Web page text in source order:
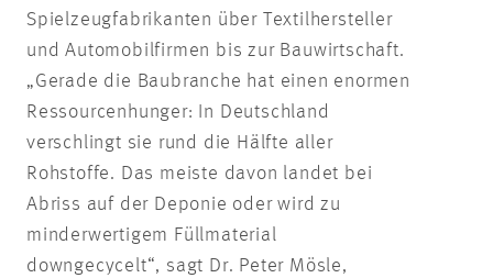
Spielzeugfabrikanten über Textilhersteller
und Automobilfirmen bis zur Bauwirtschaft.
„Gerade die Baubranche hat einen enormen
Ressourcenhunger: In Deutschland
verschlingt sie rund die Hälfte aller
Rohstoffe. Das meiste davon landet bei
Abriss auf der Deponie oder wird zu
minderwertigem Füllmaterial
downgecycelt“, sagt Dr. Peter Mösle,